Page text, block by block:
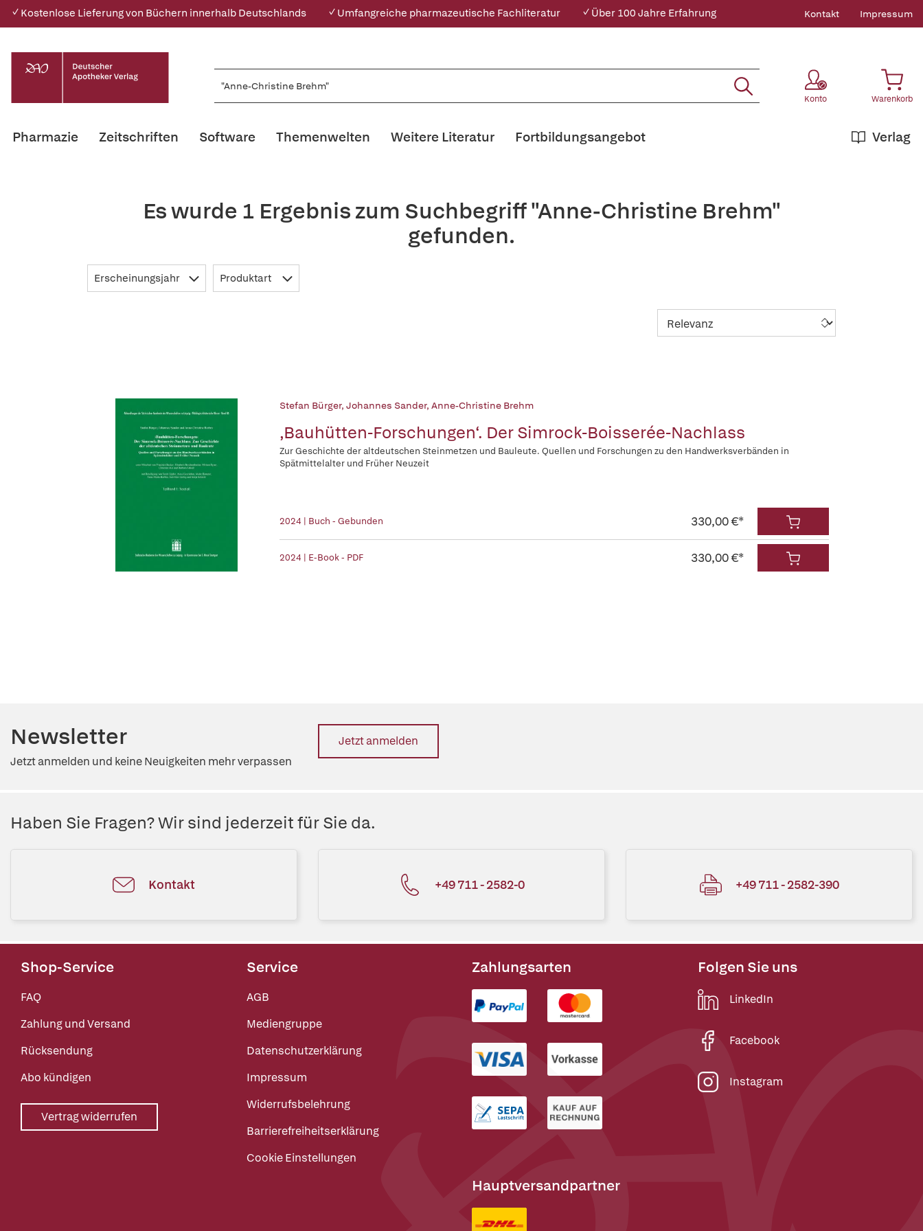
✓ Kostenlose Lieferung von Büchern innerhalb Deutschlands ✓ Umfangreiche pharmazeutische Fachliteratur ✓ Über 100 Jahre Erfahrung Kontakt Impressum
Konto Warenkorb
Pharmazie Zeitschriften Software Themenwelten Weitere Literatur Verlag
Fortbildungsangebot
Es wurde 1 Ergebnis zum Suchbegriff "Anne-Christine Brehm"
gefunden.
Erscheinungsjahr Produktart
Stefan Bürger, Johannes Sander, Anne-Christine Brehm
‚Bauhütten-Forschungen‘. Der Simrock-Boisserée-Nachlass
Zur Geschichte der altdeutschen Steinmetzen und Bauleute. Quellen und Forschungen zu den Handwerksverbänden in
Spätmittelalter und Früher Neuzeit
2024 | Buch - Gebunden 330,00 €*
2024 | E-Book - PDF 330,00 €*
Newsletter
Jetzt anmelden und keine Neuigkeiten mehr verpassen
Jetzt anmelden
Haben Sie Fragen? Wir sind jederzeit für Sie da.
Kontakt +49 711 - 2582-0 +49 711 - 2582-390
Shop-Service
FAQ
Zahlung und Versand
Rücksendung
Abo kündigen
Vertrag widerrufen
Service
AGB
Mediengruppe
Datenschutzerklärung
Impressum
Widerrufsbelehrung
Barrierefreiheitserklärung
Cookie Einstellungen
Zahlungsarten
Hauptversandpartner
Folgen Sie uns
LinkedIn
Facebook
Instagram